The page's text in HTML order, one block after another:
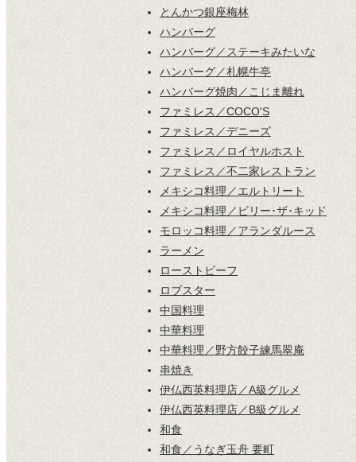
とんかつ銀座梅林
ハンバーグ
ハンバーグ／ステーキみたいな
ハンバーグ／札幌牛亭
ハンバーグ焼肉／こじま離れ
ファミレス／COCO'S
ファミレス／デニーズ
ファミレス／ロイヤルホスト
ファミレス／不二家レストラン
メキシコ料理／エルトリート
メキシコ料理／ビリー･ザ･キッド
モロッコ料理／アランダルース
ラーメン
ローストビーフ
ロブスター
中国料理
中華料理
中華料理／野方餃子練馬翠庵
串焼き
伊仏西英料理店／A級グルメ
伊仏西英料理店／B級グルメ
和食
和食／うなぎ玉舟 要町